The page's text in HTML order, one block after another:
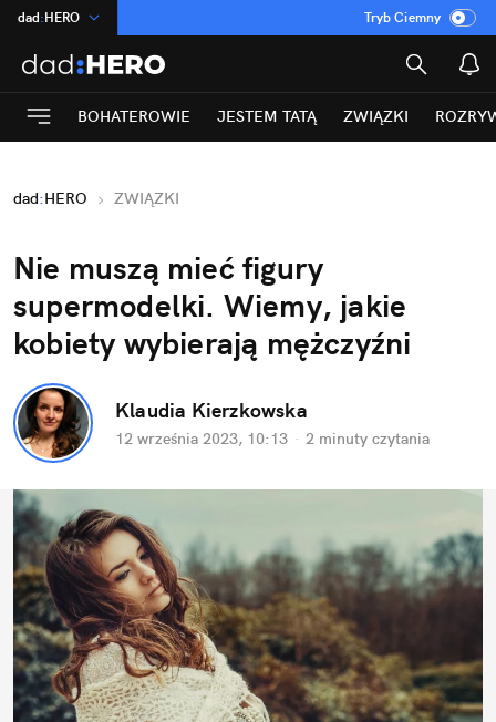
dad:HERO
:Temat
INN:Poland
ASZ:dziennik
Rozrywka
Tryb Ciemny
BOHATEROWIE JESTEM TATĄ ZWIĄZKI
dad:HERO ZWIĄZKI
Nie muszą mieć figury
supermodelki. Wiemy, jakie
kobiety wybierają mężczyźni
Klaudia Kierzkowska
12 września 2023, 10:13 · 2 minuty czytania